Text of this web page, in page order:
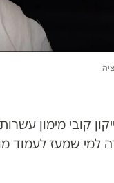
קובי מימון
למי שמעז